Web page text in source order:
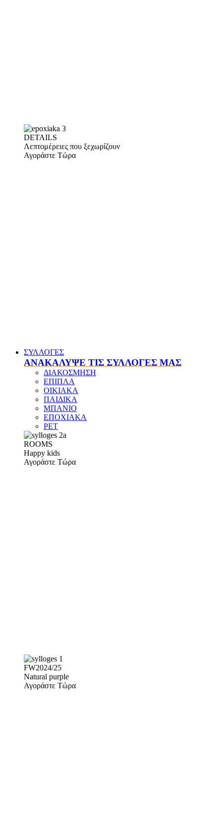
DETAILS
Λεπτομέρειες που ξεχωρίζουν
Αγοράστε Τώρα
ΣΥΛΛΟΓΕΣ
ΑΝΑΚΑΛΥΨΕ ΤΙΣ ΣΥΛΛΟΓΕΣ ΜΑΣ
ΔΙΑΚΟΣΜΗΣΗ
ΕΠΙΠΛΑ
ΟΙΚΙΑΚΑ
ΠΑΙΔΙΚΑ
ΜΠΑΝΙΟ
ΕΠΟΧΙΑΚΑ
PET
ROOMS
Happy kids
Αγοράστε Τώρα
FW2024/25
Natural purple
Αγοράστε Τώρα